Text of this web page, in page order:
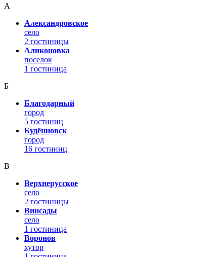
А
Александровское
село
2 гостиницы
Аликоновка
поселок
1 гостиница
Б
Благодарный
город
5 гостиниц
Будённовск
город
16 гостиниц
В
Верхнерусское
село
2 гостиницы
Винсады
село
1 гостиница
Воронов
хутор